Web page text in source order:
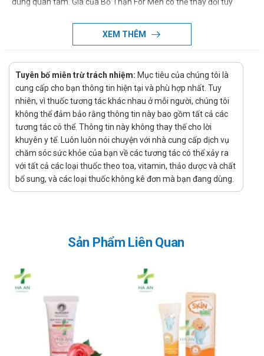
For Men, quý khách hàng vui lòng liên hệ hotline của công ty bằng
cách Call/Zalo: hotline để được tư vấn và hỗ trợ.
Ở đâu bán Bổ Thận For Men chính hãng,
uy tín?
Để có thể mua Bổ Thận For Men chính hãng, bạn có thể mua
tại Nhà thuốc Hà An theo 3 cách như sau:
Mua trực tiếp tại cửa hàng
Đặt hàng tại website: thuochaan.com
Đặt hàng qua hotline: Call/zalo hotline.
XEM THÊM
Tuyên bố miễn trừ trách nhiệm: Mục tiêu của chúng tôi là
cung cấp cho bạn thông tin hiện tại và phù hợp nhất. Tuy
nhiên, vì thuốc tương tác khác nhau ở mỗi người, chúng tôi
không thể đảm bảo rằng thông tin này bao gồm tất cả các
tương tác có thể. Thông tin này không thay thế cho lời
khuyên y tế. Luôn luôn nói chuyện với nhà cung cấp dịch vụ
chăm sóc sức khỏe của bạn về các tương tác có thể xảy ra
với tất cả các loại thuốc theo toa, vitamin, thảo dược và chất
bổ sung, và các loại thuốc không kê đơn mà bạn đang dùng.
Sản Phẩm Liên Quan